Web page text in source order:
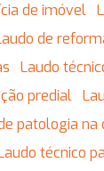
de imóvel
Laudo de
Laudo
predial
patologia
Laudo técnico